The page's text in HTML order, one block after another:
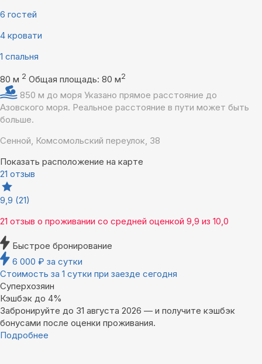
6 гостей
4 кровати
1 спальня
80 м 2 Общая площадь: 80 м2
850 м до моря Указано прямое расстояние до
Азовского моря. Реальное расстояние в пути может быть
больше.
Сенной, Комсомольский переулок, 38
Показать расположение на карте
21 отзыв
9,9 (21)
21 отзыв о проживании со средней оценкой 9,9 из 10,0
Быстрое бронирование
6 000 ₽ за сутки
Стоимость за 1 сутки при заезде сегодня
Суперхозяин
Кэшбэк до 4%
Забронируйте до 31 августа 2026 — и получите кэшбэк
бонусами после оценки проживания.
Подробнее